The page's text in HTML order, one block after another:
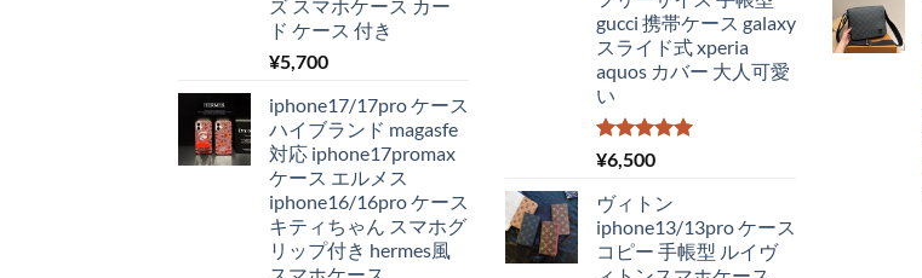
ズ スマホケース カー
ド ケース 付き
¥5,700
iphone17/17pro ケース
ハイブランド magasfe
対応 iphone17promax
ケース エルメス
iphone16/16pro ケース
キティちゃん スマホグ
リップ付き hermes風
gucci 携帯ケース galaxy
スライド式 xperia
aquos カバー 大人可愛
い
5段階中
5.00
¥6,500
ヴィトン
iphone13/13pro ケース
コピー 手帳型 ルイヴ